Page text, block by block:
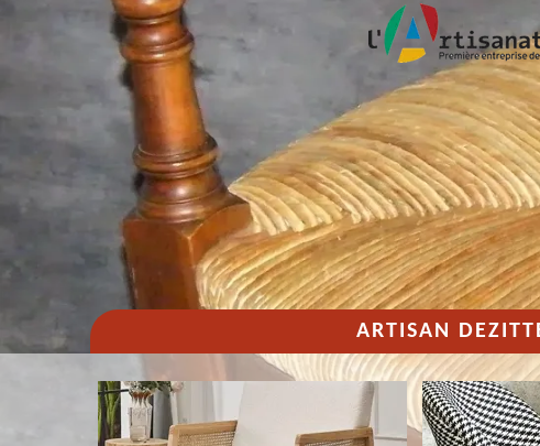
ARTISAN